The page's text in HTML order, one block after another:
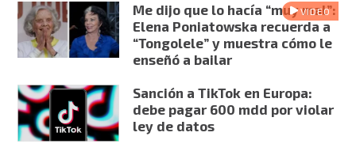
VIDEO
Me dijo que lo hacía “muy mal”:
Elena Poniatowska recuerda a
“Tongolele” y muestra cómo le
enseñó a bailar
Sanción a TikTok en Europa:
debe pagar 600 mdd por violar
ley de datos